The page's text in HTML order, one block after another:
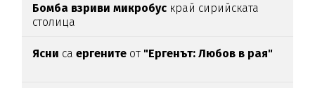
Бомба взриви микробус край сирийската
столица
Ясни са ергените от "Ергенът: Любов в рая"